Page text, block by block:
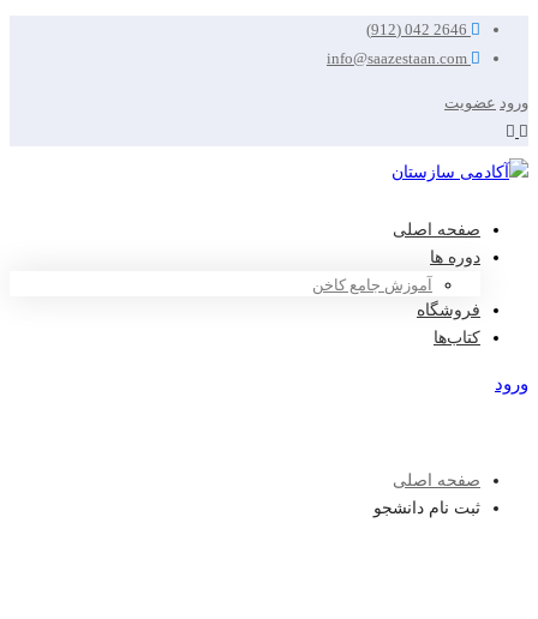
2646 042 (912)
info@saazestaan.com
ورود عضویت
صفحه اصلی
دوره ها
آموزش جامع کاخن
فروشگاه
کتاب‌ها
ورود
صفحه اصلی
ثبت نام دانشجو